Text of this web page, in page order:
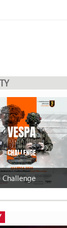
Challenge